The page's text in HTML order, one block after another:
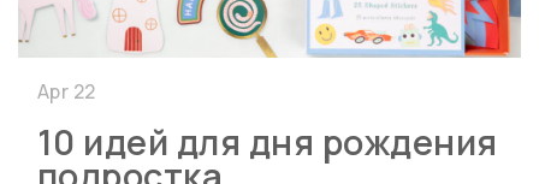
10 идей для дня рождения
Apr 22